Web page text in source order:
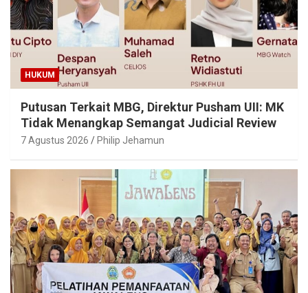
HUKUM
Putusan Terkait MBG, Direktur Pusham UII: MK
Tidak Menangkap Semangat Judicial Review
7 Agustus 2026 Philip Jehamun